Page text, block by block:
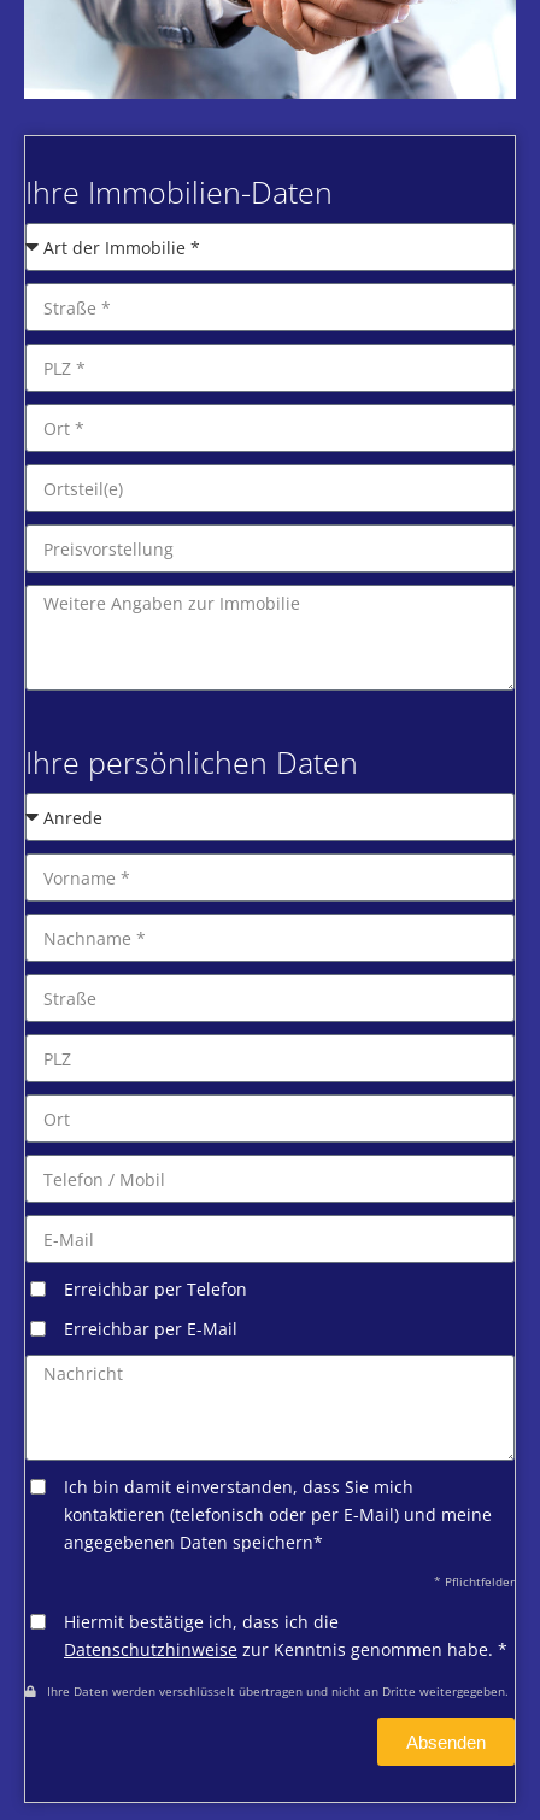
Ihre Immobilien-Daten
Ihre persönlichen Daten
Erreichbar per Telefon
Erreichbar per E-Mail
Ich bin damit einverstanden, dass Sie mich
kontaktieren (telefonisch oder per E-Mail) und meine
angegebenen Daten speichern*
* Pflichtfelder
Hiermit bestätige ich, dass ich die
Datenschutzhinweise zur Kenntnis genommen habe. *
Ihre Daten werden verschlüsselt übertragen und nicht an Dritte weitergegeben.
Absenden